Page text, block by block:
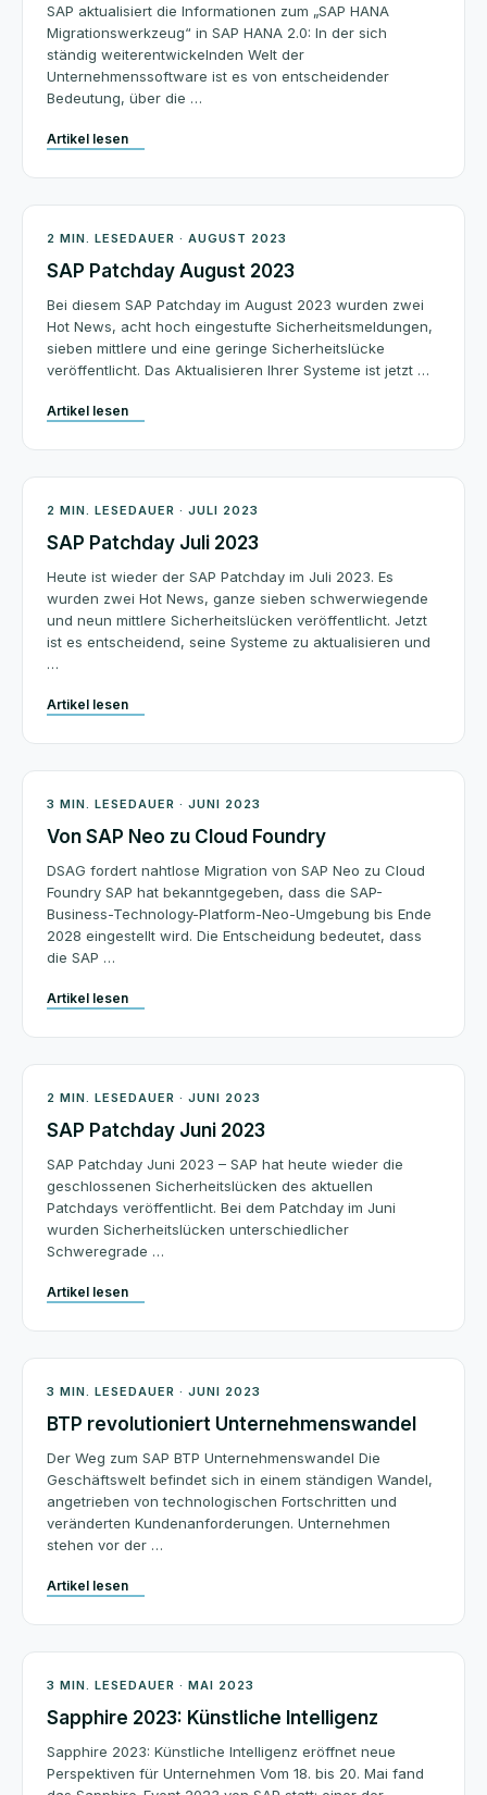
SAP aktualisiert die Informationen zum „SAP HANA
Migrationswerkzeug“ in SAP HANA 2.0: In der sich
ständig weiterentwickelnden Welt der
Unternehmenssoftware ist es von entscheidender
Bedeutung, über die …
Artikel lesen
Patchday
2 MIN. LESEDAUER · AUGUST 2023
SAP Patchday August 2023
Bei diesem SAP Patchday im August 2023 wurden zwei
Hot News, acht hoch eingestufte Sicherheitsmeldungen,
sieben mittlere und eine geringe Sicherheitslücke
veröffentlicht. Das Aktualisieren Ihrer Systeme ist jetzt …
Artikel lesen
Patchday
2 MIN. LESEDAUER · JULI 2023
SAP Patchday Juli 2023
Heute ist wieder der SAP Patchday im Juli 2023. Es
wurden zwei Hot News, ganze sieben schwerwiegende
und neun mittlere Sicherheitslücken veröffentlicht. Jetzt
ist es entscheidend, seine Systeme zu aktualisieren und
…
Artikel lesen
Architektur
3 MIN. LESEDAUER · JUNI 2023
Von SAP Neo zu Cloud Foundry
DSAG fordert nahtlose Migration von SAP Neo zu Cloud
Foundry SAP hat bekanntgegeben, dass die SAP-
Business-Technology-Platform-Neo-Umgebung bis Ende
2028 eingestellt wird. Die Entscheidung bedeutet, dass
die SAP …
Artikel lesen
Patchday
2 MIN. LESEDAUER · JUNI 2023
SAP Patchday Juni 2023
SAP Patchday Juni 2023 – SAP hat heute wieder die
geschlossenen Sicherheitslücken des aktuellen
Patchdays veröffentlicht. Bei dem Patchday im Juni
wurden Sicherheitslücken unterschiedlicher
Schweregrade …
Artikel lesen
Architektur
3 MIN. LESEDAUER · JUNI 2023
BTP revolutioniert Unternehmenswandel
Der Weg zum SAP BTP Unternehmenswandel Die
Geschäftswelt befindet sich in einem ständigen Wandel,
angetrieben von technologischen Fortschritten und
veränderten Kundenanforderungen. Unternehmen
stehen vor der …
Artikel lesen
SAP News
3 MIN. LESEDAUER · MAI 2023
Sapphire 2023: Künstliche Intelligenz
Sapphire 2023: Künstliche Intelligenz eröffnet neue
Perspektiven für Unternehmen Vom 18. bis 20. Mai fand